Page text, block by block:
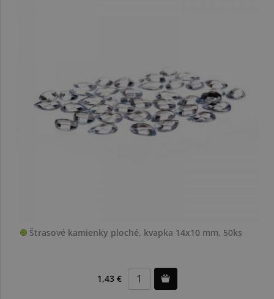
Štrasové kamienky ploché, kvapka 14x10 mm, 50ks
1,43 €